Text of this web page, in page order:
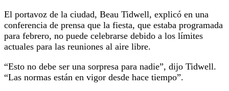
El portavoz de la ciudad, Beau Tidwell, explicó en una
conferencia de prensa que la fiesta, que estaba programada
para febrero, no puede celebrarse debido a los límites
actuales para las reuniones al aire libre.
“Esto no debe ser una sorpresa para nadie”, dijo Tidwell.
“Las normas están en vigor desde hace tiempo”.